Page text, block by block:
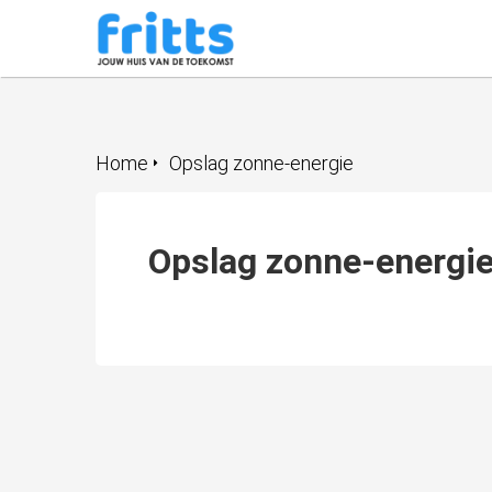
Opslag zonne-energie
Home
Opslag zonne-